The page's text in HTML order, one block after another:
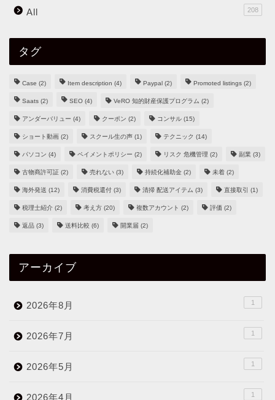
All 208
タグ
Case (2) Item description (4) Paypal (2) Promoted listings (2)
Saats (2) SEO (4) VeRO 知的財産保護プログラム (2)
アンダーバリュー (4) クーポン (2) コンサル (15)
ショート動画 (2) スクール生の声 (1) テクニック (14)
パソコン (4) ペイメントポリシー (2) リスク 危機管理 (2) 副業 (3)
古物商許可証 (2) 売れない (3) 持続化補助金 (2) 未着 (2)
海外発送 (12) 消費税還付 (3) 清掃 配送アイテム (3) 直接取引 (1)
税理士紹介 (2) 考え方 (20) 複数アカウント (2) 評価 (2)
返品 (3) 送料比較 (6) 開業届 (2)
アーカイブ
2026年8月 1
2026年7月 1
2026年5月 1
2026年4月 1